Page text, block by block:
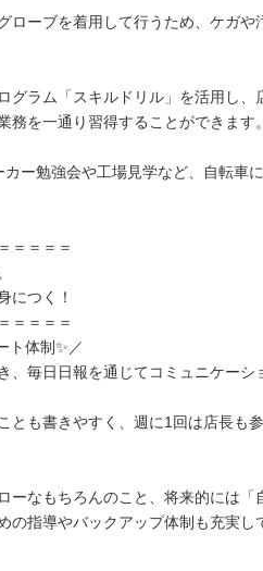
ローブを着用して行うため、ケガや
グラム「スキルドリル」を活用し
務を一通り習得することができます。
カー勉強会や工場見学など、自転車
＝＝＝＝
につく！
＝＝＝＝
ト体制✨️／
、毎日日報を通じてコミュニケーシ
とも書きやすく、週に1回は店長も
ーなもちろんのこと、将来的には
の指導やバックアップ体制も充実し